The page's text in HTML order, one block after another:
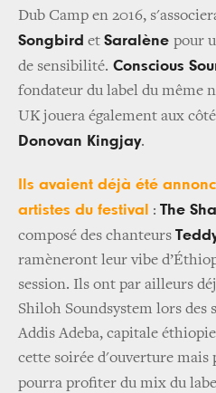
Dub Camp en 2016,
Songbird et Saralène pour
de sensibilité. Conscious
fondateur du label du même
UK jouera également aux
Donovan Kingjay.
Ils avaient déjà été
artistes du festival
: The
composé des chanteurs
ramèneront leur vibe
session. Ils ont par ailleurs
Shiloh Soundsystem lors des
Addis Adeba, capitale
cette soirée d'ouverture mais
pourra profiter du mix du